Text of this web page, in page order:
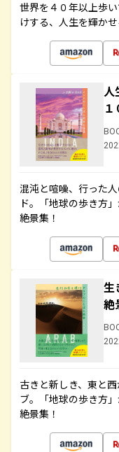
世界を４０年以上歩
けする、人生を輝か
人
１
混沌と喧噪、行った
ド。「地球の歩き方
絶景集！
生
絶
古きと新しき、東と
ブ。「地球の歩き方
絶景集！